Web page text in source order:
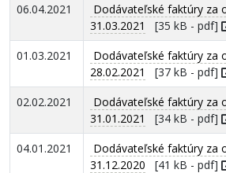
06.04.2021
Dodávateľské faktúry za
31.03.2021
[35 kB - pdf]
01.03.2021
Dodávateľské faktúry za
28.02.2021
[37 kB - pdf]
02.02.2021
Dodávateľské faktúry za
31.01.2021
[34 kB - pdf]
04.01.2021
Dodávateľské faktúry za
31.12.2020 [41 kB - pdf]